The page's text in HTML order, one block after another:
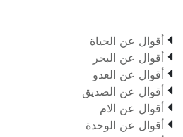
 أقوال عن الحياة
 أقوال عن البحر
 أقوال عن العدو
 أقوال عن الصديق
 أقوال عن الام
 أقوال عن الوحدة